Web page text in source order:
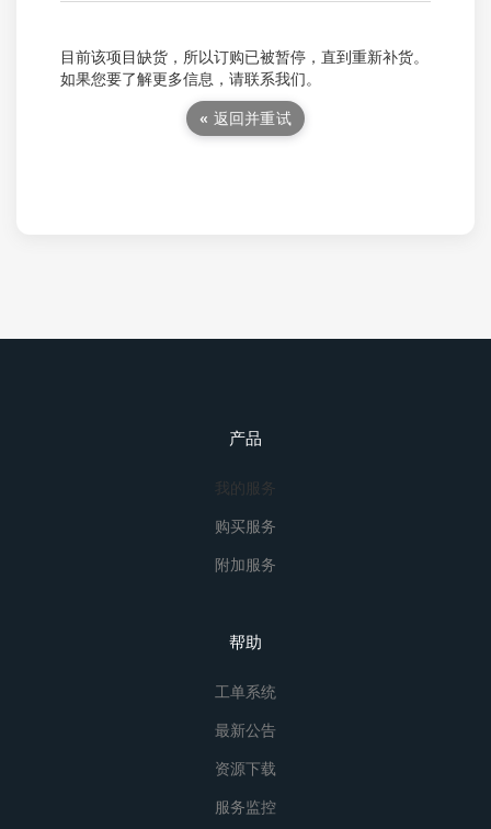
目前该项目缺货，所以订购已被暂停，直到重新补货。
如果您要了解更多信息，请联系我们。
« 返回并重试
产品
我的服务
购买服务
附加服务
帮助
工单系统
最新公告
资源下载
服务监控